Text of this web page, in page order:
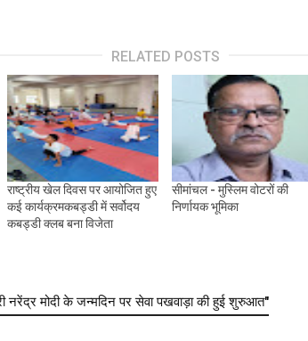
RELATED POSTS
राष्ट्रीय खेल दिवस पर आयोजित हुए
कई कार्यक्रमकबड्डी में सर्वोदय
कबड्डी क्लब बना विजेता
सीमांचल - मुस्लिम वोटरों की
निर्णायक भूमिका
नरेंद्र मोदी के जन्मदिन पर सेवा पखवाड़ा की हुई शुरुआत"